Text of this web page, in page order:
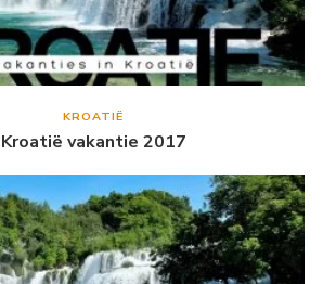
KROATIË
Kroatië vakantie 2017